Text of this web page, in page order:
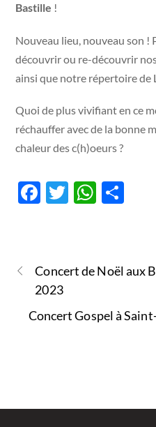
Bastille !
Nouveau lieu, nouveau son
découvrir ou re-découvrir
ainsi que notre répertoire de
Quoi de plus vivifiant en ce
réchauffer avec de la bonne
chaleur des c(h)oeurs ?
F
b
o
o
k
T
er
W
s
A
p
er
Concert de Noël aux
2023
Concert Gospel à